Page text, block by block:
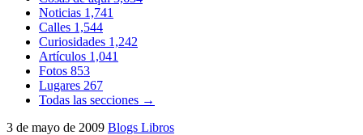
Noticias 1,741
Calles 1,544
Curiosidades 1,242
Artículos 1,041
Fotos 853
Lugares 267
Todas las secciones →
3 de mayo de 2009 Blogs Libros